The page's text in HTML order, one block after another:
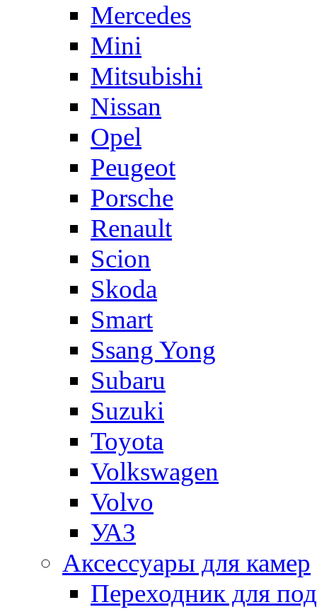
Mercedes
Mini
Mitsubishi
Nissan
Opel
Peugeot
Porsche
Renault
Scion
Skoda
Smart
Ssang Yong
Subaru
Suzuki
Toyota
Volkswagen
Volvo
УАЗ
Аксессуары для камер
Переходник для